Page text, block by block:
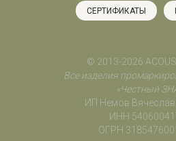
СЕРТИФИКАТЫ
© 2013-2026
Все изделия
«Честный
ИП Немов
ИНН
ОГРН